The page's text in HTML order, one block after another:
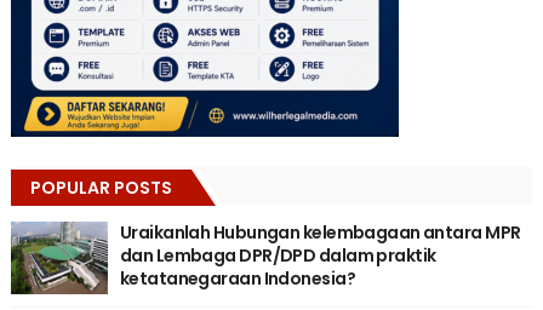
POPULAR POSTS
Uraikanlah Hubungan kelembagaan antara MPR
dan Lembaga DPR/DPD dalam praktik
ketatanegaraan Indonesia?